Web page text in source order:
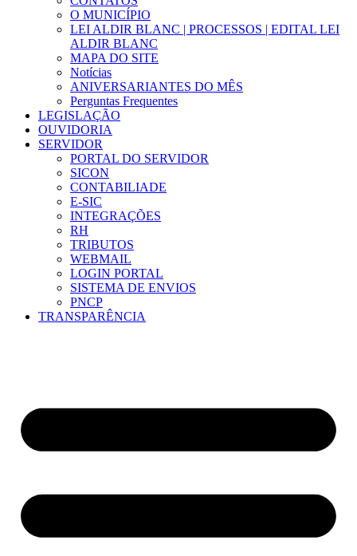
O MUNICÍPIO
LEI ALDIR BLANC | PROCESSOS | EDITAL LEI
ALDIR BLANC
MAPA DO SITE
Notícias
ANIVERSARIANTES DO MÊS
Perguntas Frequentes
LEGISLAÇÃO
OUVIDORIA
SERVIDOR
PORTAL DO SERVIDOR
SICON
CONTABILIADE
E-SIC
INTEGRAÇÕES
RH
TRIBUTOS
WEBMAIL
LOGIN PORTAL
SISTEMA DE ENVIOS
PNCP
TRANSPARÊNCIA